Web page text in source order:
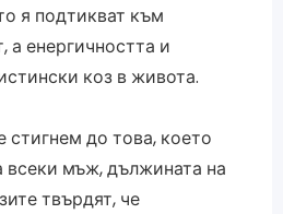
я подтикват към
а енергичността и
коз в живота.
стигнем до това, което
всеки мъж, дължината на
твърдят, че